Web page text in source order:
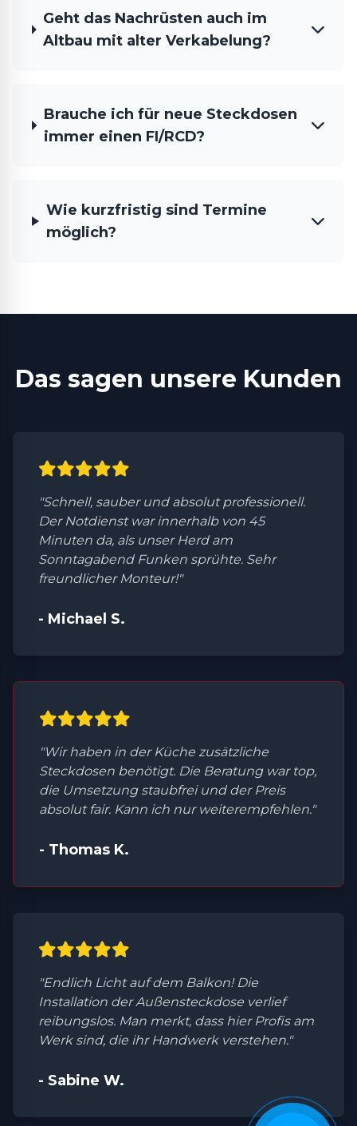
Geht das Nachrüsten auch im
Altbau mit alter Verkabelung?
Brauche ich für neue Steckdosen
immer einen FI/RCD?
Wie kurzfristig sind Termine
möglich?
Das sagen unsere Kunden
"Schnell, sauber und absolut professionell.
Der Notdienst war innerhalb von 45
Minuten da, als unser Herd am
Sonntagabend Funken sprühte. Sehr
freundlicher Monteur!"
- Michael S.
"Wir haben in der Küche zusätzliche
Steckdosen benötigt. Die Beratung war top,
die Umsetzung staubfrei und der Preis
absolut fair. Kann ich nur weiterempfehlen."
- Thomas K.
"Endlich Licht auf dem Balkon! Die
Installation der Außensteckdose verlief
reibungslos. Man merkt, dass hier Profis am
Werk sind, die ihr Handwerk verstehen."
- Sabine W.